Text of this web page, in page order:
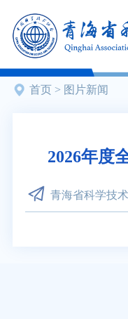
首页 > 图片新闻
2026年度
青海省科学技